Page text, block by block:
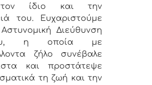
ίδιο και την
του. Ευχαριστούμε
Διεύθυνση
η οποία με
ζήλο συνέβαλε
και προστάτεψε
τη ζωή και την